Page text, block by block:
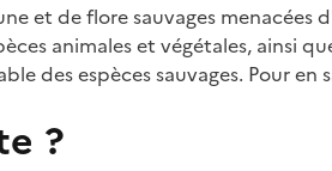
et de flore sauvages
animales et végétales, ainsi
des espèces sauvages. Pour en
?